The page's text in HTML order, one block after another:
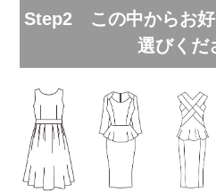
Step2 この中からお好
選びくだ